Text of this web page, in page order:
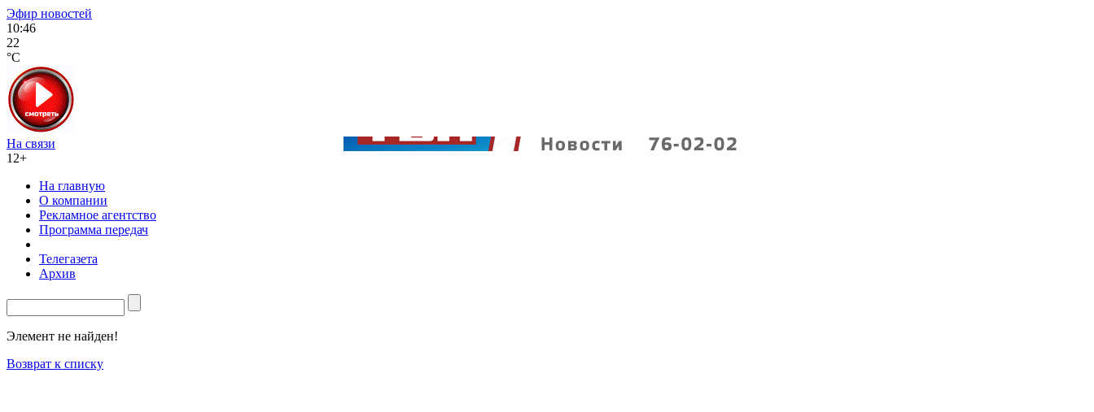
Эфир новостей
10:46
22
°C
На связи
12+
На главную
О компании
Рекламное агентство
Программа передач
Телегазета
Архив
Элемент не найден!
Возврат к списку